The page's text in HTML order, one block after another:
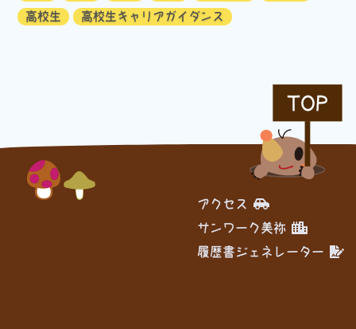
高校生
高校生キャリアガイダンス
TOP
アクセス
サンワーク美祢
履歴書ジェネレーター